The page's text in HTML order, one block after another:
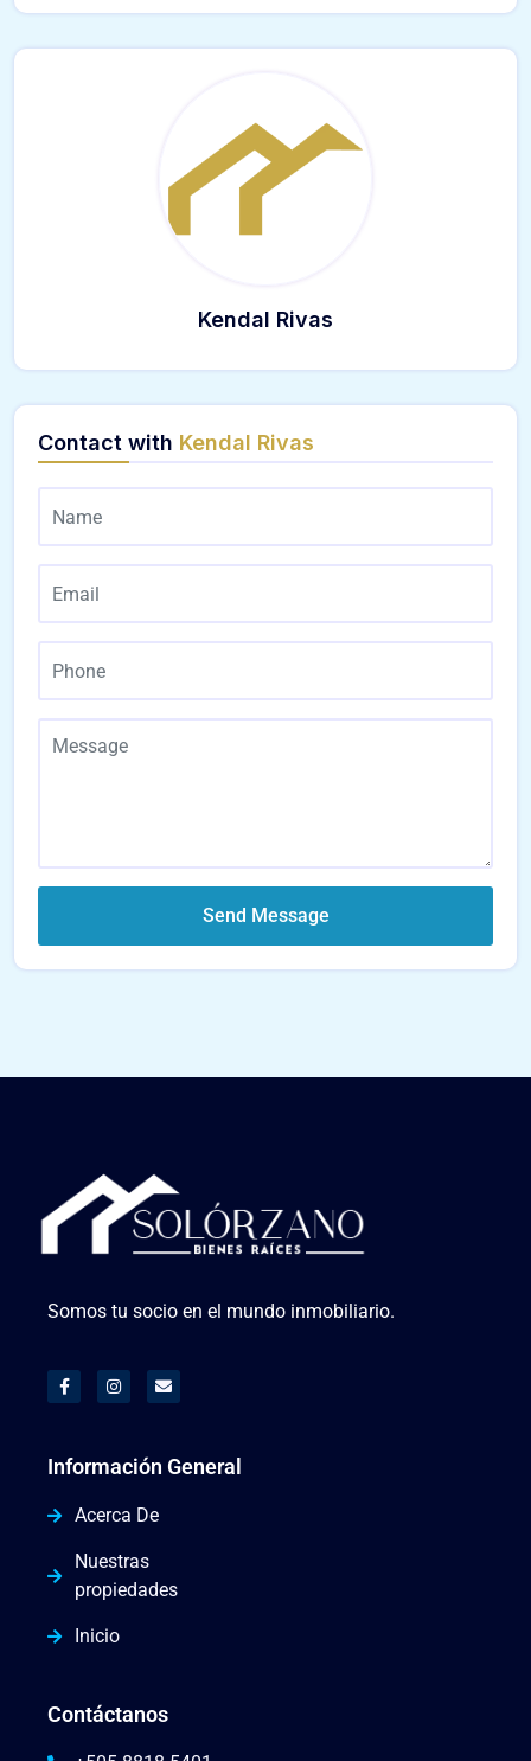
Kendal Rivas
Contact with Kendal Rivas
Send Message
Somos tu socio en el mundo inmobiliario.
Información General
Acerca De
Nuestras
propiedades
Inicio
Contáctanos